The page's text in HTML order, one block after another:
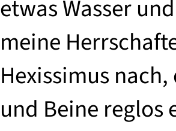
etwas Wasser
meine
Hexissimus
und Beine reglos